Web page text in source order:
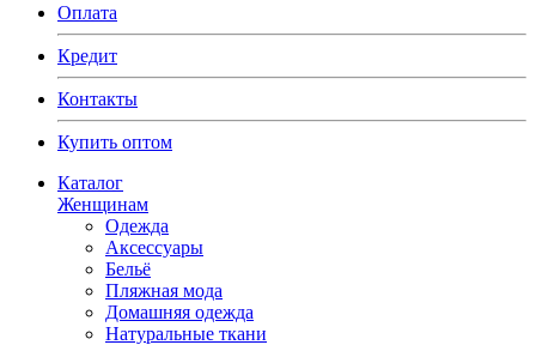
Оплата
Кредит
Контакты
Купить оптом
Каталог
Женщинам
Одежда
Аксессуары
Бельё
Пляжная мода
Домашняя одежда
Натуральные ткани